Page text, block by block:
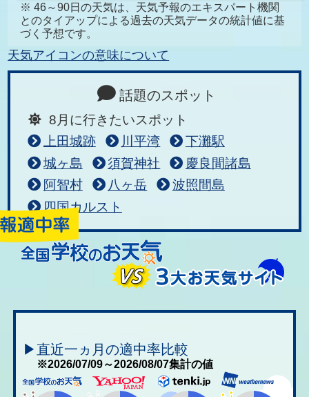
※ 46～90日の天気は、天気予報のエキスパート機関
とのタイアップによる過去の天気データの統計値に基
づく予想です。
天気アイコンの意味について
話題のスポット
8月に行きたいスポット
上田城跡
川平湾
下灘駅
城ヶ島
須賀神社
慶良間諸島
阿智村
八ヶ岳
波照間島
四国カルスト
▶直近一ヵ月の適中率比較
※2026/07/09～2026/08/07集計の値